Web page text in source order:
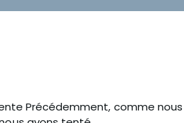
Précédemment, comme nous